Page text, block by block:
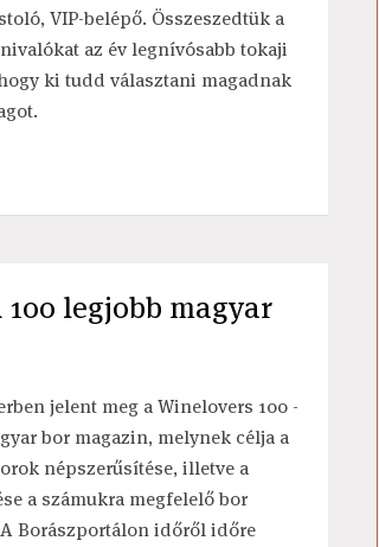
VIP-belépő. Összeszedtük a
az év legnívósabb tokaji
ki tudd választani magadnak
legjobb magyar
jelent meg a Winelovers 100 -
bor magazin, melynek célja a
népszerűsítése, illetve a
a számukra megfelelő bor
Borászportálon időről időre